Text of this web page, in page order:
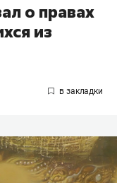
о правах
из